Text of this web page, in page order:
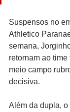
Suspensos no
Athletico
semana,
retornam ao
meio campo
decisiva.
Além da dupla,